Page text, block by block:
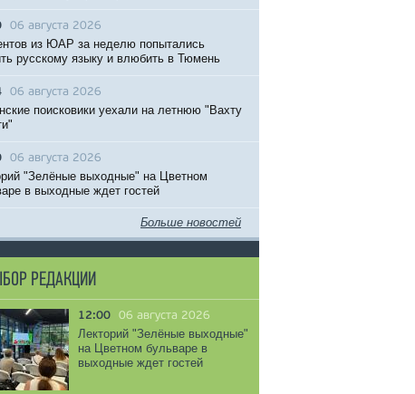
06 августа 2026
из ЮАР за неделю попытались
русскому языку и влюбить в Тюмень
06 августа 2026
поисковики уехали на летнюю "Вахту
06 августа 2026
"Зелёные выходные" на Цветном
в выходные ждет гостей
Больше новостей
РЕДАКЦИИ
12:00 06 августа 2026
Лекторий "Зелёные выходные"
на Цветном бульваре в
выходные ждет гостей